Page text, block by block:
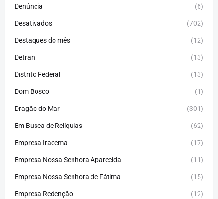
Denúncia (6)
Desativados (702)
Destaques do mês (12)
Detran (13)
Distrito Federal (13)
Dom Bosco (1)
Dragão do Mar (301)
Em Busca de Relíquias (62)
Empresa Iracema (17)
Empresa Nossa Senhora Aparecida (11)
Empresa Nossa Senhora de Fátima (15)
Empresa Redenção (12)